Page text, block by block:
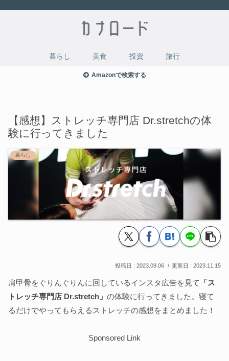
暮らし 美食 投資 旅行
Amazonで検索する
【感想】ストレッチ専門店 Dr.stretchの体
験に行ってきました
暮らし
2023.09.06 2023.11.15
肩甲骨をぐりんぐりんに回しているインスタ広告を見て
「ス
トレッチ専門店 Dr.stretch」 の体験に行ってきました。寝て
るだけでやってもらえるストレッチの感想をまとめました！
Sponsored Link